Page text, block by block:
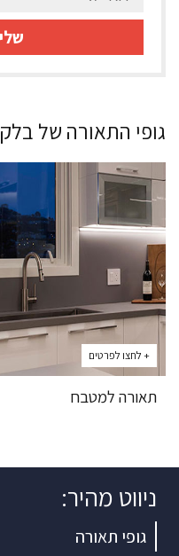
גופי התאורה של
+ לחצו לפרטים
תאורה למטבח
ניווט מהיר:
גופי תאורה